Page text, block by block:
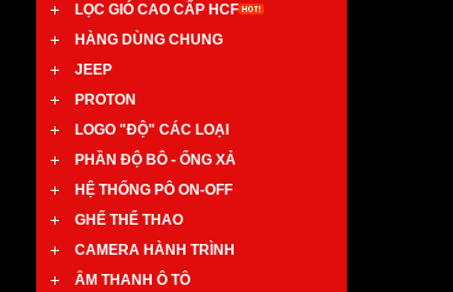
LỌC GIÓ CAO CẤP HCF
HÀNG DÙNG CHUNG
JEEP
PROTON
LOGO "ĐỘ" CÁC LOẠI
PHẦN ĐỘ BÔ - ỐNG XẢ
HỆ THỐNG PÔ ON-OFF
GHẾ THỂ THAO
CAMERA HÀNH TRÌNH
ÂM THANH Ô TÔ